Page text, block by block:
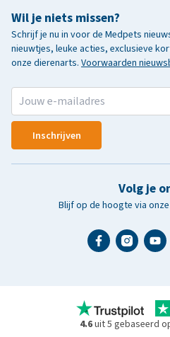
Wil je niets missen?
Schrijf je nu in voor de Medpets
nieuwtjes, leuke acties, exclusieve
onze dierenarts. Voorwaarden
Inschrijven
Volg je
Blijf op de hoogte via
4.6uit 5 gebaseerd